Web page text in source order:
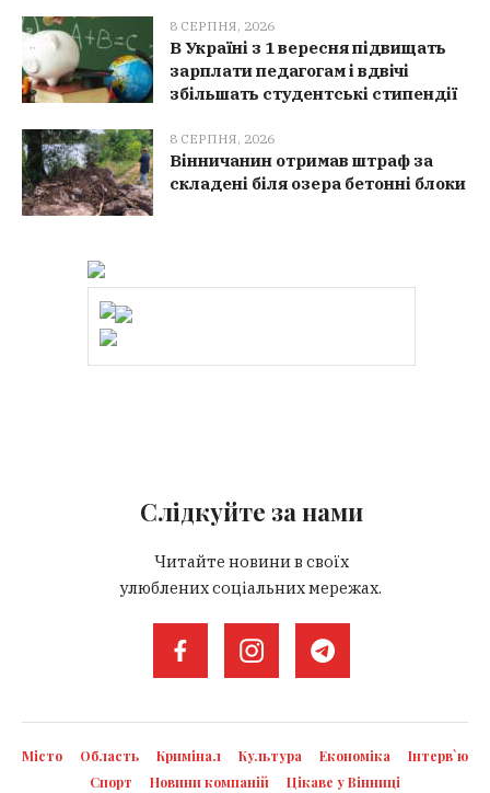
8 СЕРПНЯ, 2026
В Україні з 1 вересня підвищать
зарплати педагогам і вдвічі
збільшать студентські стипендії
8 СЕРПНЯ, 2026
Вінничанин отримав штраф за
складені біля озера бетонні блоки
Слідкуйте за нами
Читайте новини в своїх
улюблених соціальних мережах.
Місто Область Кримінал Культура Економіка
Інтерв`ю
Спорт
Новини компаній Цікаве у Вінниці